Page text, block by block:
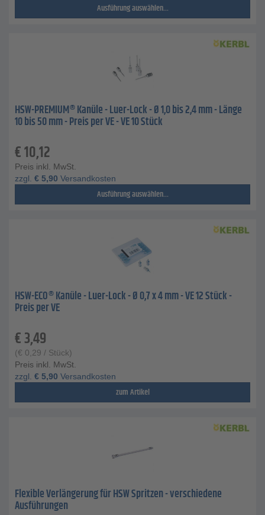
Ausführung auswählen...
HSW-PREMIUM® Kanüle - Luer-Lock - Ø 1,0 bis 2,4 mm - Länge
10 bis 50 mm - Preis per VE - VE 10 Stück
€10,12
Preis inkl. MwSt.
zzgl. € 5,90 Versandkosten
Ausführung auswählen...
HSW-ECO® Kanüle - Luer-Lock - Ø 0,7 x 4 mm - VE 12 Stück -
Preis per VE
€3,49
(€ 0,29 / Stück)
Preis inkl. MwSt.
zzgl. € 5,90 Versandkosten
zum Artikel
Flexible Verlängerung für HSW Spritzen - verschiedene
Ausführungen